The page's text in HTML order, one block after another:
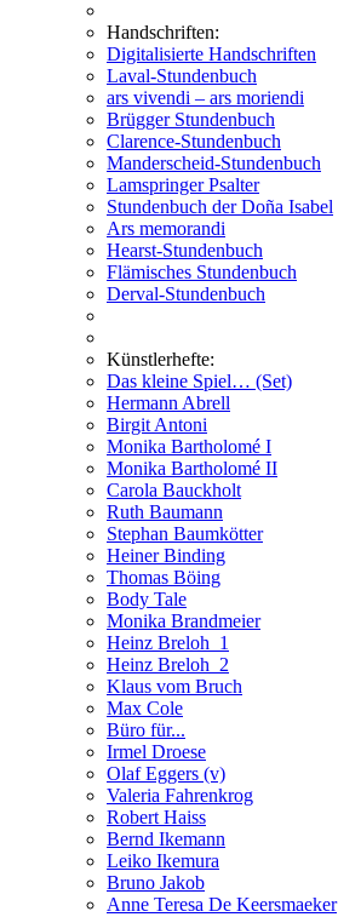
Handschriften:
Digitalisierte Handschriften
Laval-Stundenbuch
ars vivendi – ars moriendi
Brügger Stundenbuch
Clarence-Stundenbuch
Manderscheid-Stundenbuch
Lamspringer Psalter
Stundenbuch der Doña Isabel
Ars memorandi
Hearst-Stundenbuch
Flämisches Stundenbuch
Derval-Stundenbuch
Künstlerhefte:
Das kleine Spiel… (Set)
Hermann Abrell
Birgit Antoni
Monika Bartholomé I
Monika Bartholomé II
Carola Bauckholt
Ruth Baumann
Stephan Baumkötter
Heiner Binding
Thomas Böing
Body Tale
Monika Brandmeier
Heinz Breloh_1
Heinz Breloh_2
Klaus vom Bruch
Max Cole
Büro für...
Irmel Droese
Olaf Eggers (v)
Valeria Fahrenkrog
Robert Haiss
Bernd Ikemann
Leiko Ikemura
Bruno Jakob
Anne Teresa De Keersmaeker